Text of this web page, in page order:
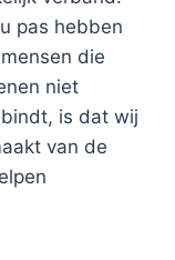
pas hebben
die
niet
is dat wij
van de